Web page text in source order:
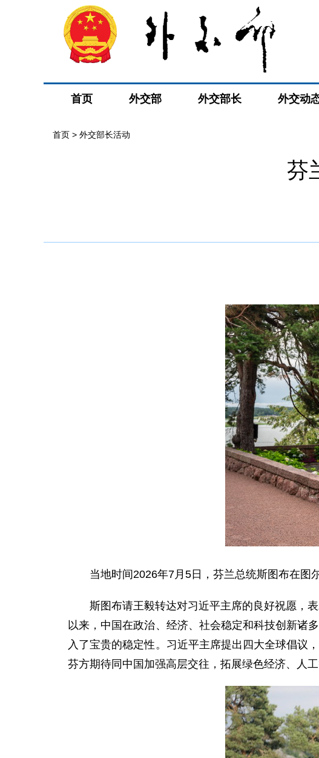
首页 外交部 外交部长 外交动
首页 > 外交部长活动
芬
当地时间2026年7月5日，芬兰总统斯图布在图
斯图布请王毅转达对习近平主席的良好祝愿，
以来，中国在政治、经济、社会稳定和科技创新诸
入了宝贵的稳定性。习近平主席提出四大全球倡议
芬方期待同中国加强高层交往，拓展绿色经济、人